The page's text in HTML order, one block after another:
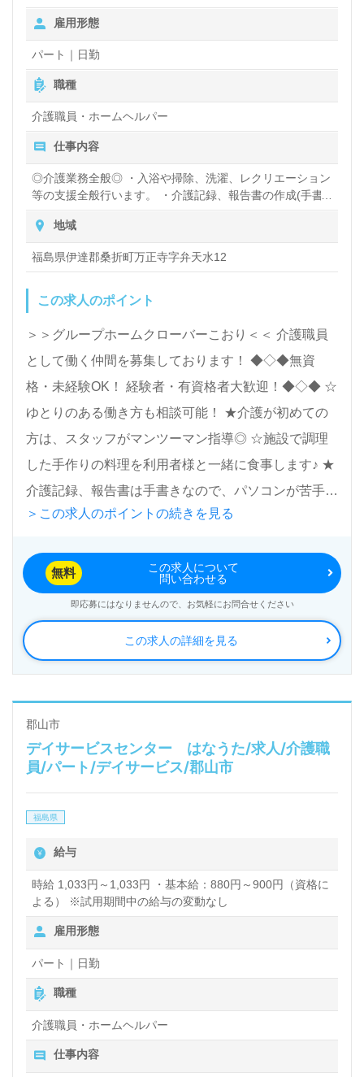
したい』『やりがいを感じながら働きたい』『転職で
キャリアアップ、スキルアップを目指したい』『施設
形態や環境を変えて仕事をしたい』等の方も大歓迎で
す。募集詳細等、担当コンサルタントよりご案内しま
す。お問い合わせも遠慮なくお願いします。
医療/福祉業界の正社員/パート求人探しは【ウィルオ
ブ介護】＊求人情報収集、将来的に検討の方も遠慮な
LINE、メール、お電話などご希望に応じてお問い合
渉など完全無料サービスをご利用いただけます。＜非
転職活動！お問い合わせお待ちしております。
雇用形態
パート｜日勤
職種
介護職員・ホームヘルパー
仕事内容
◎介護業務全般◎ ・入浴や掃除、洗濯、レクリエーション
等の支援全般行います。 ・介護記録、報告書の作成(手書
き)あり。 ※入浴は週に2～3回程度
地域
福島県伊達郡桑折町万正寺字弁天水12
この求人のポイント
＞＞グループホームクローバーこおり＜＜ 介護職員
として働く仲間を募集しております！ ◆◇◆無資
格・未経験OK！ 経験者・有資格者大歓迎！◆◇◆ ☆
ゆとりのある働き方も相談可能！ ★介護が初めての
方は、スタッフがマンツーマン指導◎ ☆施設で調理
した手作りの料理を利用者様と一緒に食事します♪ ★
介護記録、報告書は手書きなので、パソコンが苦手な
方もご安心ください！ ＜週4日～勤務可！＞
＞この求人のポイントの続きを見る
この求人の詳細を見る
無料
この求人について
問い合わせる
即応募にはなりませんので、お気軽にお問合せください
郡山市
デイサービスセンター はなうた/求人/介護職
員/パート/デイサービス/郡山市
福島県
給与
時給 1,033円～1,033円 ・基本給：880円～900円（資格に
よる） ※試用期間中の給与の変動なし
雇用形態
パート｜日勤
職種
介護職員・ホームヘルパー
仕事内容